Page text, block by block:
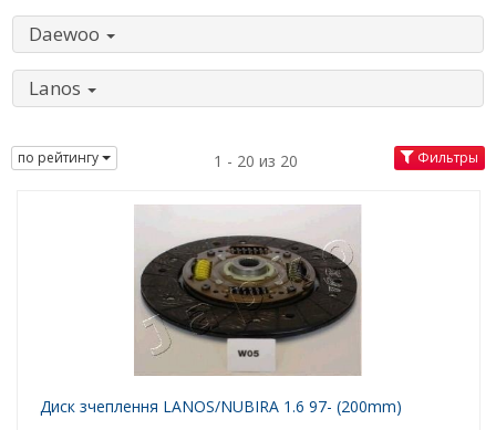
Daewoo
Lanos
по рейтингу 1 - 20 из 20 Фильтры
Диск зчеплення LANOS/NUBIRA 1.6 97- (200mm)